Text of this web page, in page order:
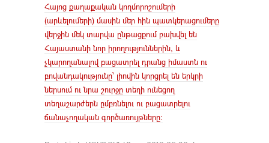
Հայոց քաղաքական կողմորոշումերի
(արևելումերի) մասին մեր հին պատկերացումերը
վերջին մեկ տարվա ընթացքում բախվել են
Հայաստանի նոր իրողություններին, և
չկարողանալով բացատրել դրանց իմաստն ու
բովանդակությունը՝ լիովին կորցրել են երկրի
ներսում ու նրա շուրջը տեղի ունեցող
տեղաշարժերն ըմբռնելու ու բացատրելու
ճանաչողական գործառույթները։